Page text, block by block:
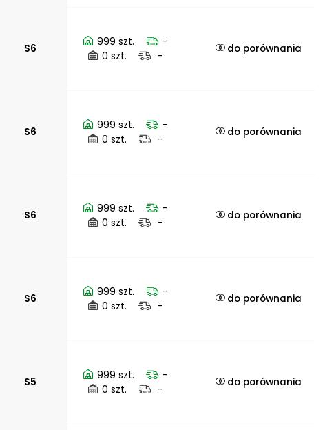
S6
999 szt.
-
0 szt.
-
do porównania
S6
999 szt.
-
0 szt.
-
do porównania
S6
999 szt.
-
0 szt.
-
do porównania
S6
999 szt.
-
0 szt.
-
do porównania
S5
999 szt.
-
0 szt.
-
do porównania